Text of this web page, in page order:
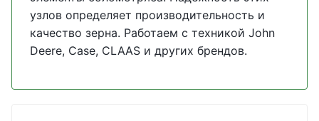
узлов определяет производительность и
качество зерна. Работаем с техникой John
Deere, Case, CLAAS и других брендов.